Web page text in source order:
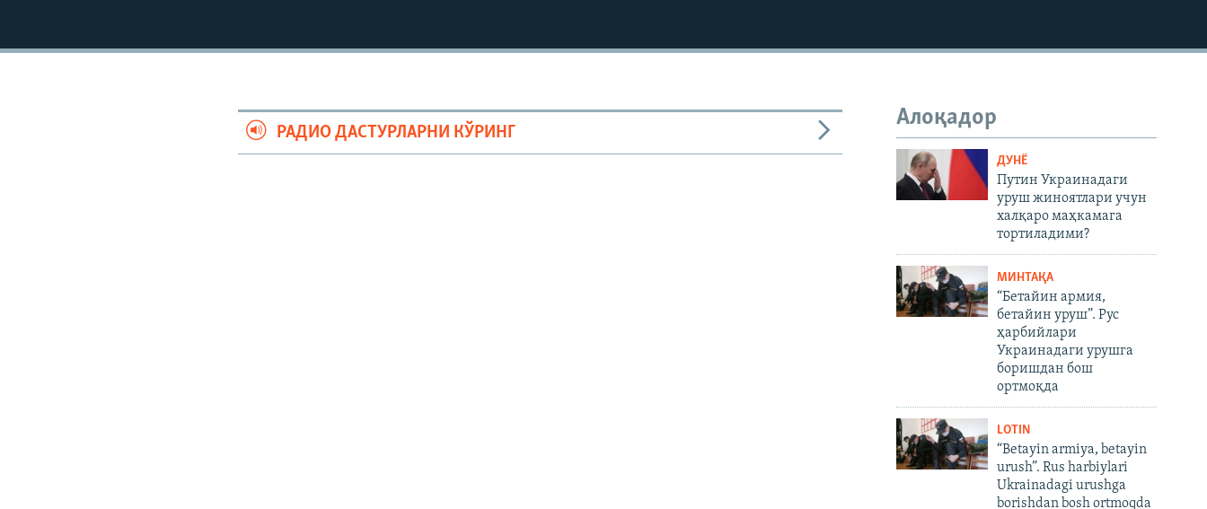
Алоқадор
ДУНË
Путин Украинадаги
уруш жиноятлари учун
халқаро маҳкамага
тортиладими?
МИНТАҚА
“Бетайин армия,
бетайин уруш”. Рус
ҳарбийлари
Украинадаги урушга
боришдан бош
ортмоқда
LOTIN
“Betayin armiya, betayin
urush”. Rus harbiylari
Ukrainadagi urushga
borishdan bosh ortmoqda
РАДИО ДАСТУРЛАРНИ КЎРИНГ